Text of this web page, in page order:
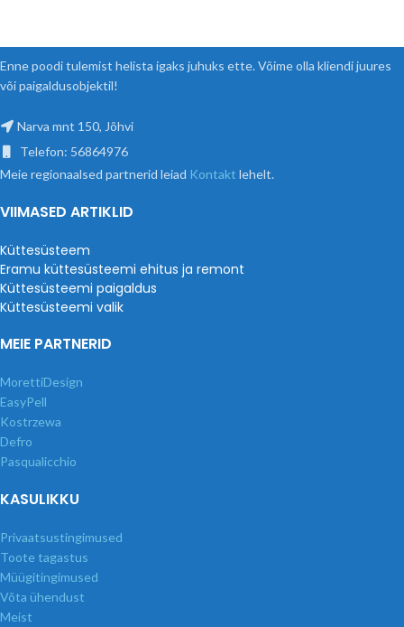
Enne poodi tulemist helista igaks juhuks ette. Võime olla kliendi juures
või paigaldusobjektil!
Narva mnt 150, Jõhvi
Telefon: 56864976
Meie regionaalsed partnerid leiad Kontakt lehelt.
VIIMASED ARTIKLID
Küttesüsteem
Eramu küttesüsteemi ehitus ja remont
Küttesüsteemi paigaldus
Küttesüsteemi valik
MEIE PARTNERID
MorettiDesign
EasyPell
Kostrzewa
Defro
Pasqualicchio
KASULIKKU
Privaatsustingimused
Toote tagastus
Müügitingimused
Võta ühendust
Meist